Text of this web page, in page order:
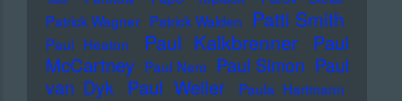
Patrick Wagner Patrick Walden Patti Smith
Paul Heaton Paul Kalkbrenner
Paul
McCartney Paul Nero Paul Simon Paul
van Dyk Paul Weller Paula Hartmann